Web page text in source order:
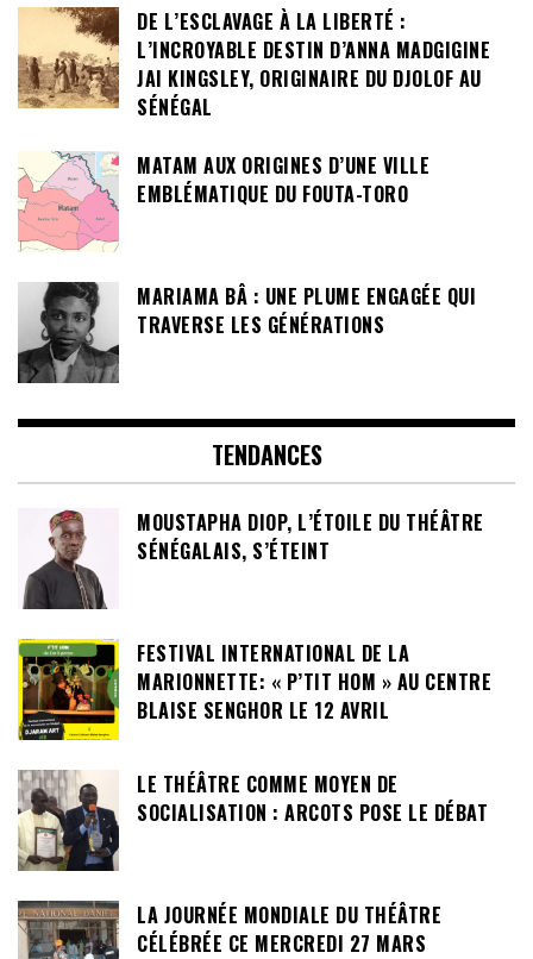
DE L’ESCLAVAGE À LA LIBERTÉ :
L’INCROYABLE DESTIN D’ANNA MADGIGINE
JAI KINGSLEY, ORIGINAIRE DU DJOLOF AU
SÉNÉGAL
MATAM AUX ORIGINES D’UNE VILLE
EMBLÉMATIQUE DU FOUTA-TORO
MARIAMA BÂ : UNE PLUME ENGAGÉE QUI
TRAVERSE LES GÉNÉRATIONS
TENDANCES
MOUSTAPHA DIOP, L’ÉTOILE DU THÉÂTRE
SÉNÉGALAIS, S’ÉTEINT
FESTIVAL INTERNATIONAL DE LA
MARIONNETTE: « P’TIT HOM » AU CENTRE
BLAISE SENGHOR LE 12 AVRIL
LE THÉÂTRE COMME MOYEN DE
SOCIALISATION : ARCOTS POSE LE DÉBAT
LA JOURNÉE MONDIALE DU THÉÂTRE
CÉLÉBRÉE CE MERCREDI 27 MARS